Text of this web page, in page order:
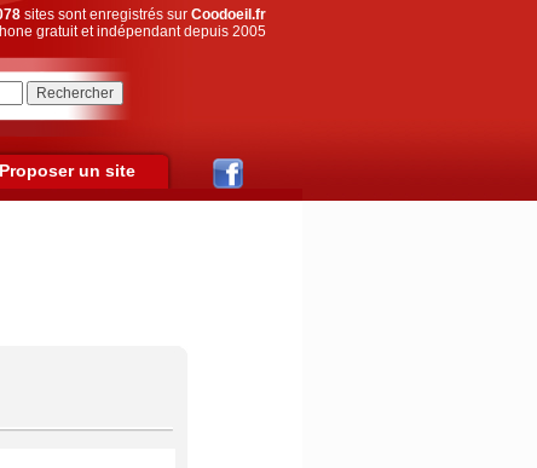
sites sont enregistrés sur Coodoeil.fr
gratuit et indépendant depuis 2005
Proposer un site